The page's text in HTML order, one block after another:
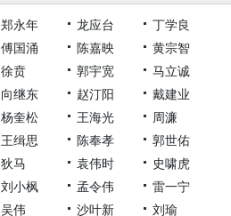
郑永年 龙应台
丁学良
傅国涌 陈嘉映
黄宗智
徐贲 郭宇宽
马立诚
向继东 赵汀阳
戴建业
杨奎松 王海光
周濂
王缉思 陈奉孝
郭世佑
狄马 袁伟时
史啸虎
刘小枫 孟令伟
雷一宁
吴伟 沙叶新 刘瑜